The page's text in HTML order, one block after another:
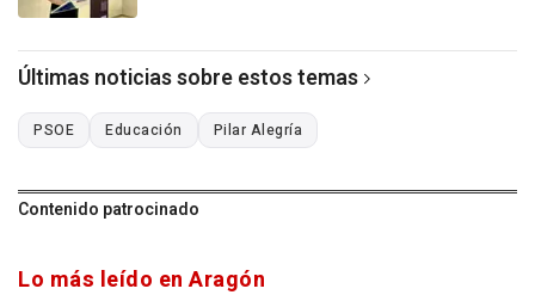
Últimas noticias sobre estos temas
PSOE Educación Pilar Alegría
Contenido patrocinado
Lo más leído en Aragón